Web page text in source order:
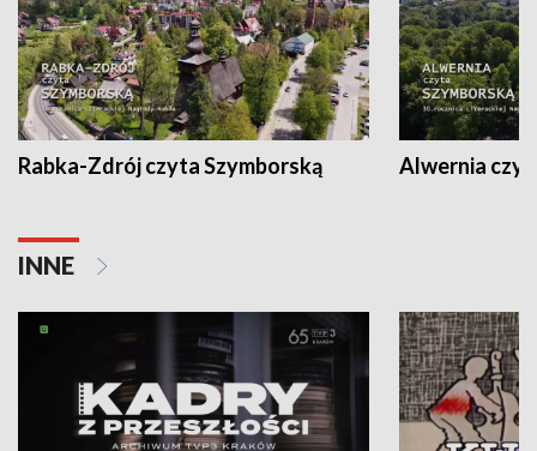
Rabka-Zdrój czyta Szymborską Alwernia
INNE